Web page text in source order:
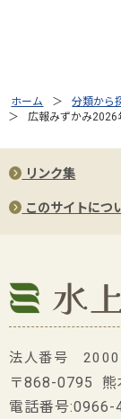
ホーム 分類から
広報みずかみ2026
リンク集
このサイトにつ
法人番号
〒868-0795 熊
電話番号:0966-